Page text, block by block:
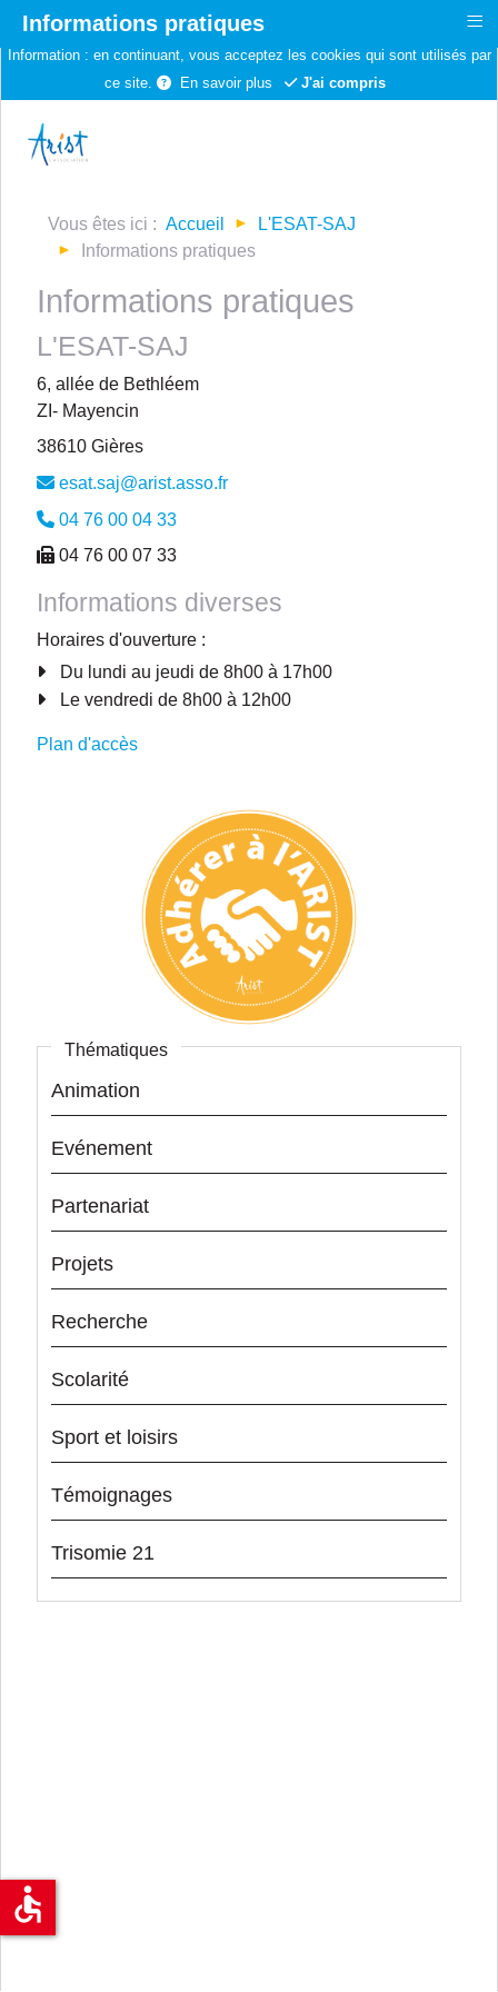
Information : en continuant, vous acceptez les cookies qui sont utilisés par
ce site.
En savoir plus J'ai compris
Vous êtes ici : Accueil
L'ESAT-SAJ
Informations pratiques
Informations pratiques
L'ESAT-SAJ
6, allée de Bethléem
ZI- Mayencin
38610 Gières
esat.saj@arist.asso.fr
04 76 00 04 33
04 76 00 07 33
Informations diverses
Horaires d'ouverture :
Du lundi au jeudi de 8h00 à 17h00
Le vendredi de 8h00 à 12h00
Plan d'accès
Thématiques
Animation
Evénement
Partenariat
Projets
Recherche
Scolarité
Sport et loisirs
Témoignages
Trisomie 21
Informations pratiques ≡
accessible